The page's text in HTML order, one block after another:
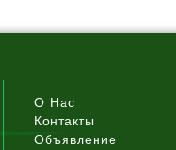
О Нас
Контакты
Объявление